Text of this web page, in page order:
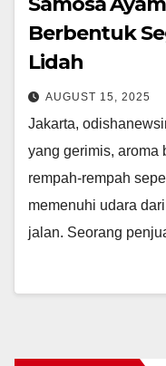
Berbentuk
Lidah
AUGUST 15, 2025
Jakarta,
yang gerimis, aroma
rempah-rempah
memenuhi udara
jalan. Seorang